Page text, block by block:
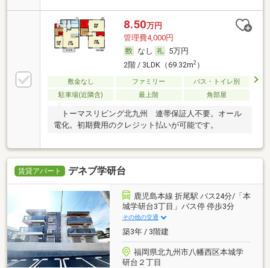
8.50万円
管理費4,000円
なし
5万円
2階 / 3LDK（69.32m2）
敷金なし ファミリー
バス・トイレ別
駐車場(近隣含)
最上階 角部屋
トーマスリビング北九州 連帯保証人不要。オール
電化。初期費用のクレジット払いが可能です。
賃貸アパート デネブ学研台
鹿児島本線 折尾駅 バス24分/「本
城学研台3丁目」バス停 停歩3分
その他の交通
築3年 / 3階建
福岡県北九州市八幡西区本城学
研台２丁目